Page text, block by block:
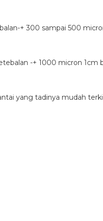
+ 300 sampai 500
-+ 1000 micron 1cm
yang tadinya mudah